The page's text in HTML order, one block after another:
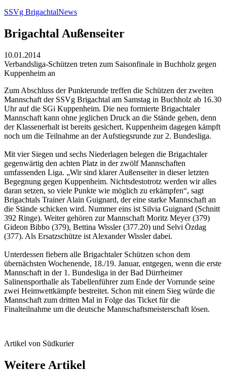
SSVg BrigachtalNews
Brigachtal Außenseiter
10.01.2014
Verbandsliga-Schützen treten zum Saisonfinale in Buchholz gegen
Kuppenheim an
Zum Abschluss der Punkterunde treffen die Schützen der zweiten
Mannschaft der SSVg Brigachtal am Samstag in Buchholz ab 16.30
Uhr auf die SGi Kuppenheim. Die neu formierte Brigachtaler
Mannschaft kann ohne jeglichen Druck an die Stände gehen, denn
der Klassenerhalt ist bereits gesichert. Kuppenheim dagegen kämpft
noch um die Teilnahme an der Aufstiegsrunde zur 2. Bundesliga.
Mit vier Siegen und sechs Niederlagen belegen die Brigachtaler
gegenwärtig den achten Platz in der zwölf Mannschaften
umfassenden Liga. „Wir sind klarer Außenseiter in dieser letzten
Begegnung gegen Kuppenheim. Nichtsdestotrotz werden wir alles
daran setzen, so viele Punkte wie möglich zu erkämpfen“, sagt
Brigachtals Trainer Alain Guignard, der eine starke Mannschaft an
die Stände schicken wird. Nummer eins ist Silvia Guignard (Schnitt
392 Ringe). Weiter gehören zur Mannschaft Moritz Meyer (379)
Gideon Bibbo (379), Bettina Wissler (377.20) und Selvi Özdag
(377). Als Ersatzschütze ist Alexander Wissler dabei.
Unterdessen fiebern alle Brigachtaler Schützen schon dem
übernächsten Wochenende, 18./19. Januar, entgegen, wenn die erste
Mannschaft in der 1. Bundesliga in der Bad Dürrheimer
Salinensporthalle als Tabellenführer zum Ende der Vorrunde seine
zwei Heimwettkämpfe bestreitet. Schon mit einem Sieg würde die
Mannschaft zum dritten Mal in Folge das Ticket für die
Finalteilnahme um die deutsche Mannschaftsmeisterschaft lösen.
Artikel von Südkurier
Weitere Artikel